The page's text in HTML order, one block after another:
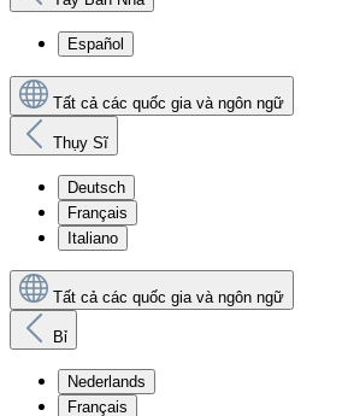
Español
Tất cả các quốc gia và ngôn ngữ
Thụy Sĩ
Deutsch
Français
Italiano
Tất cả các quốc gia và ngôn ngữ
Bỉ
Nederlands
Français